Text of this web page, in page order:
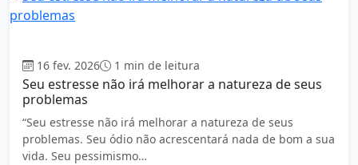
16 fev. 2026 1 min de leitura
Seu estresse não irá melhorar a natureza de seus
problemas
“Seu estresse não irá melhorar a natureza de seus
problemas. Seu ódio não acrescentará nada de bom a sua
vida. Seu pessimismo…